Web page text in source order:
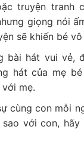
truyện tranh
giọng nói
sẽ khiến bé
bài hát vui vẻ,
hát của mẹ
mẹ.
cùng con mỗi
với con,